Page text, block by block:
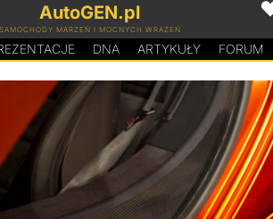
AutoGEN.pl
SAMOCHODY MARZEŃ I MOCNYCH WRAŻEŃ
DNA ARTYKUŁY FORUM